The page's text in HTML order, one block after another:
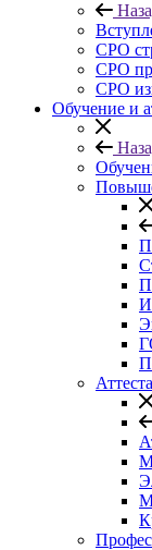
СРО
СРО
СРО
Обучение и